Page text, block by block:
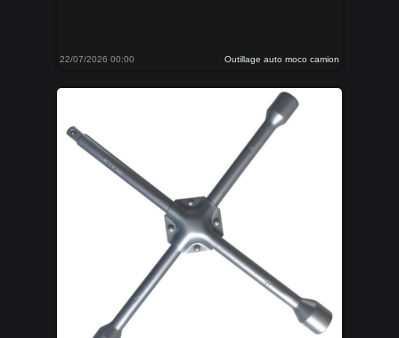
22/07/2026 00:00 Outillage auto moco camion